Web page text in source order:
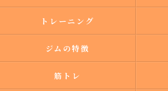
トレーニング
ジムの特徴
筋トレ